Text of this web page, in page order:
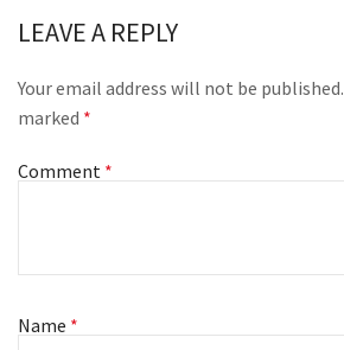
LEAVE A REPLY
Your email address will not be published.
marked *
Comment *
Name *